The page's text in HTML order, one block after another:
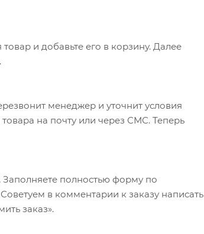
и добавьте его в корзину. Далее
менеджер и уточнит условия
на почту или через СМС. Теперь
полностью форму по
в комментарии к заказу написать
заказ».